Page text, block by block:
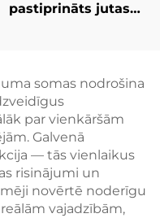
pastiprināts jutas
redzamībai
somas nodrošina
par vienkāršām
Galvenā
— tās vienlaikus
risinājumi un
novērtē noderīgu
vajadzībām,